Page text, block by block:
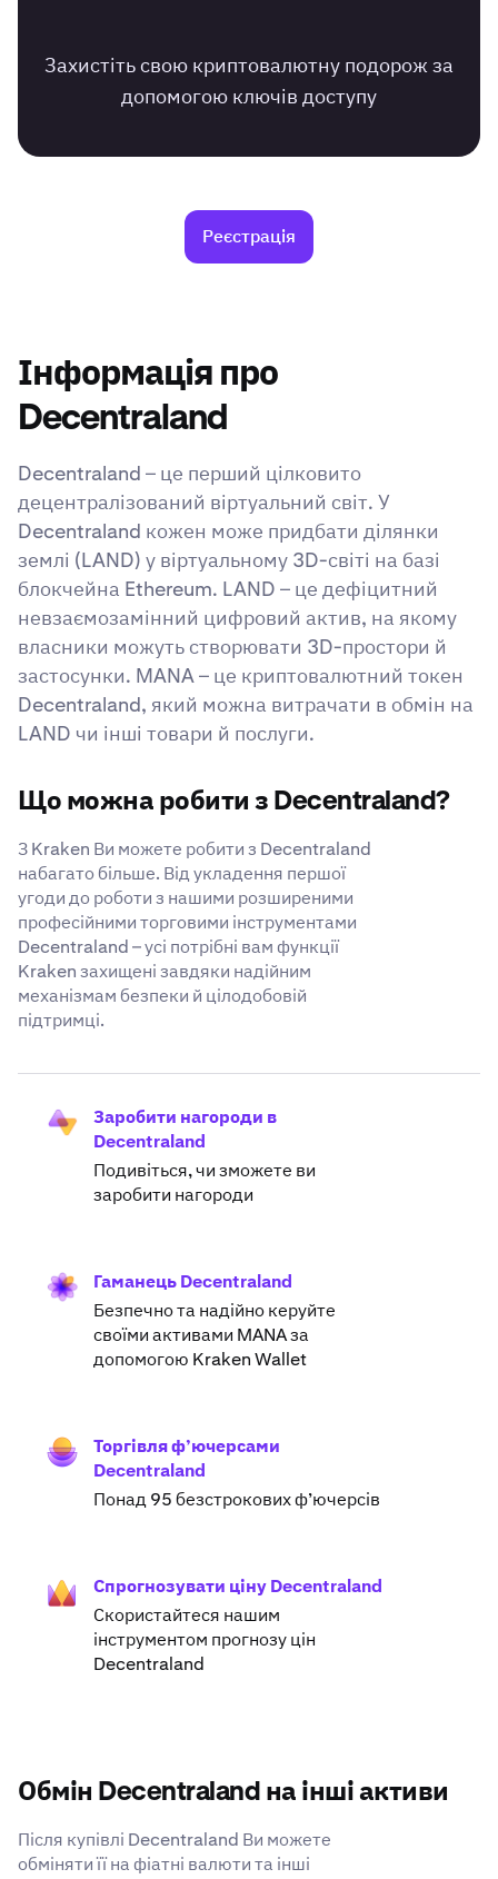
Захистіть свою криптовалютну подорож за
допомогою ключів доступу
Реєстрація
Інформація про
Decentraland
Decentraland – це перший цілковито
децентралізований віртуальний світ. У
Decentraland кожен може придбати ділянки
землі (LAND) у віртуальному 3D-світі на базі
блокчейна Ethereum. LAND – це дефіцитний
невзаємозамінний цифровий актив, на якому
власники можуть створювати 3D-простори й
застосунки. MANA – це криптовалютний токен
Decentraland, який можна витрачати в обмін на
LAND чи інші товари й послуги.
Що можна робити з Decentraland?
З Kraken Ви можете робити з Decentraland
набагато більше. Від укладення першої
угоди до роботи з нашими розширеними
професійними торговими інструментами
Decentraland – усі потрібні вам функції
Kraken захищені завдяки надійним
механізмам безпеки й цілодобовій
підтримці.
Заробити нагороди в
Decentraland
Подивіться, чи зможете ви
заробити нагороди
Гаманець Decentraland
Безпечно та надійно керуйте
своїми активами MANA за
допомогою Kraken Wallet
Торгівля ф’ючерсами
Decentraland
Понад 95 безстрокових ф’ючерсів
Спрогнозувати ціну Decentraland
Скористайтеся нашим
інструментом прогнозу цін
Decentraland
Обмін Decentraland на інші активи
Після купівлі Decentraland Ви можете
обміняти її на фіатні валюти та інші